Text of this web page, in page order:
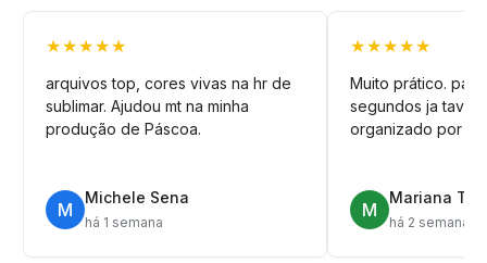
★★★★★
arquivos top, cores vivas na hr de
sublimar. Ajudou mt na minha
produção de Páscoa.
M
Michele Sena
há 1 semana
★★★★★
Muito prático.
segundos ja tava
organizado por
M
Mariana T.
há 2 semanas